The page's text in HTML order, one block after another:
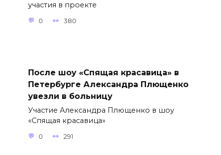
участия в проекте
0 380
После шоу «Спящая красавица» в
Петербурге Александра Плющенко
увезли в больницу
Участие Александра Плющенко в шоу
«Спящая красавица»
0 291